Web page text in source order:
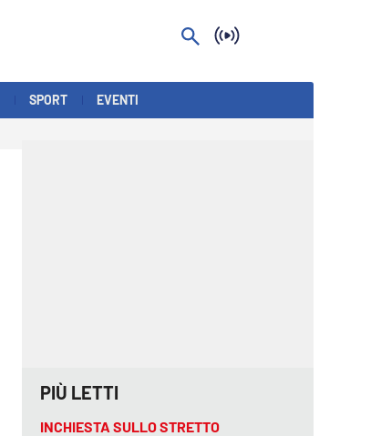
SPORT EVENTI
PIÙ LETTI
INCHIESTA SULLO STRETTO